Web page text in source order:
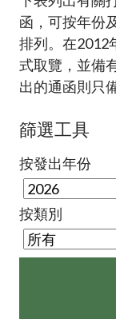
加入本會
函，可按年份
排列。在2012
式取覽，並備
出的通函則只
篩選工具
按發出年份
按類別